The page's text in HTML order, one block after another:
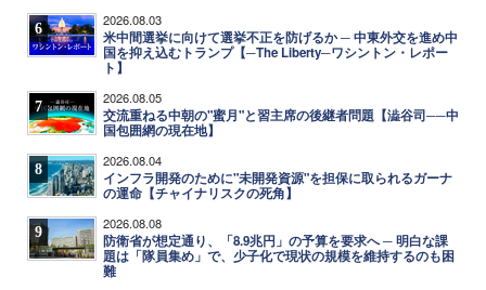
6 2026.08.03
米中間選挙に向けて選挙不正を防げるか ─ 中東外交を進め中
国を抑え込むトランプ【─The Liberty─ワシントン・レポー
ト】
7 2026.08.05
交流重ねる中朝の"蜜月"と習主席の後継者問題【澁谷司──中
国包囲網の現在地】
8 2026.08.04
インフラ開発のために"未開発資源"を担保に取られるガーナ
の運命【チャイナリスクの死角】
9 2026.08.08
防衛省が想定通り、「8.9兆円」の予算を要求へ ─ 明白な課
題は「隊員集め」で、少子化で現状の規模を維持するのも困
難